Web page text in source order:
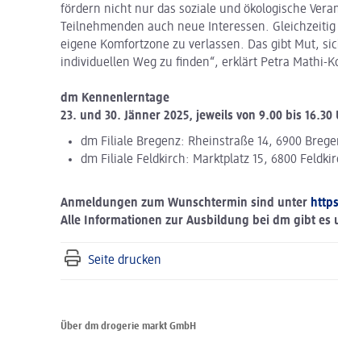
fördern nicht nur das soziale und ökologische
Teilnehmenden auch neue Interessen.
eigene Komfortzone zu verlassen. Das gibt Mut,
individuellen Weg zu finden“, erklärt Petra Mathi-
dm Kennenlerntage
23. und 30. Jänner 2025, jeweils von 9.00 bis 16.30
dm Filiale Bregenz: Rheinstraße 14, 6900
dm Filiale Feldkirch: Marktplatz 15, 6800
Anmeldungen zum Wunschtermin sind unter
Alle Informationen zur Ausbildung bei dm gibt es
Seite drucken
Über dm drogerie markt GmbH